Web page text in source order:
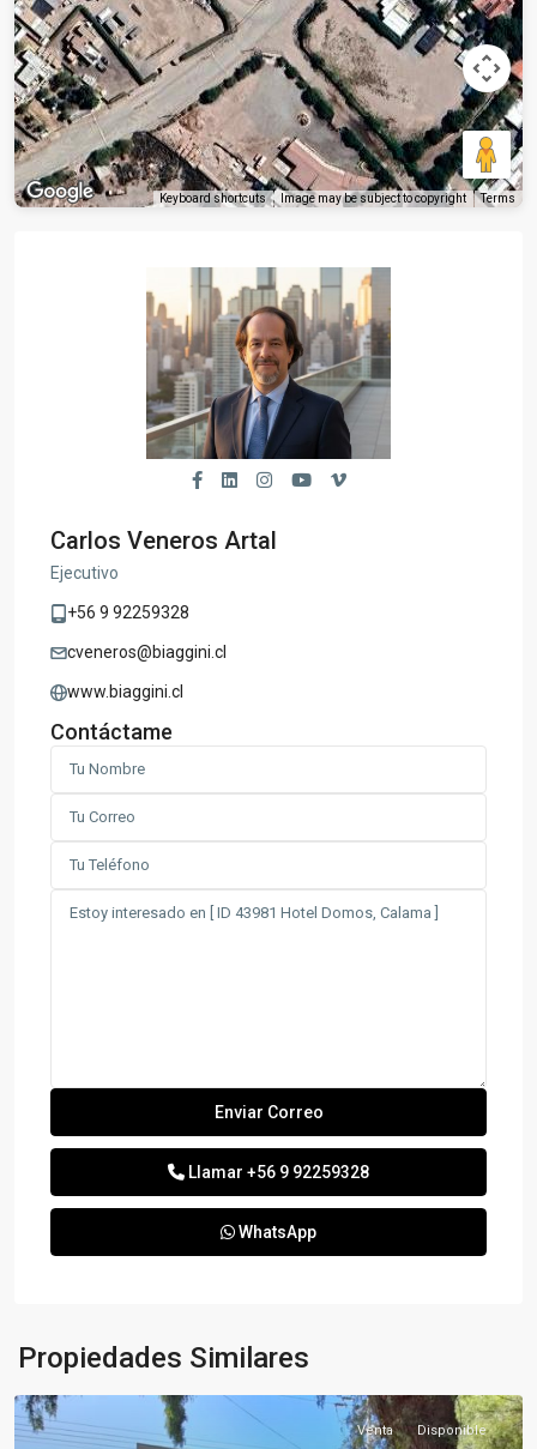
Keyboard shortcuts Image may be subject to copyright Terms
Carlos Veneros Artal
Ejecutivo
+56 9 92259328
cveneros@biaggini.cl
www.biaggini.cl
Contáctame
Llamar +56 9 92259328
WhatsApp
Propiedades Similares
Venta Disponible